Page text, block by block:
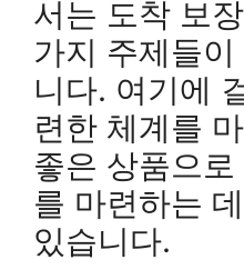
서는 도착 보
가지 주제들
니다. 여기에
련한 체계를
좋은 상품으
를 마련하는
있습니다.